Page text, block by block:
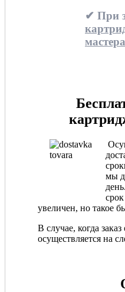
✔ При
мы
увеличен, но такое
В случае, когда
осуществляется на